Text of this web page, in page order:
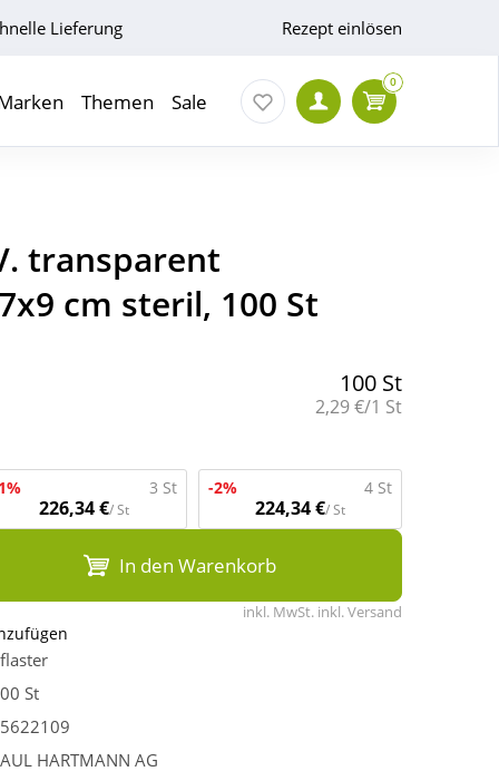
Lieferung Rezept einlösen
Themen Sale
0
transparent
cm steril, 100 St
100 St
Grundpreis:
2,29 €/1 St
3 St
226,34 €/ St
-2% 4 St
224,34 €/ St
In den Warenkorb
inkl. MwSt. inkl. Versand
St
HARTMANN AG